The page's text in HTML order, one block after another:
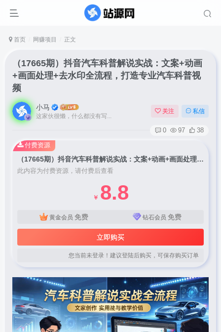
首页 网赚项目 正文
（17665期）抖音汽车科普解说实战：文案+动画
+画面处理+去水印全流程，打造专业汽车科普视
频
小马
这家伙很懒，什么都没有写...
关注 私信
0 97 38
（17665期）抖音汽车科普解说实战：文案+动画+画面处理+去水印全流程，打造专业汽车科普视频
此内容为付费资源，请付费后查看
￥ 8.8
黄金会员 免费 钻石会员 免费
立即购买
您当前未登录！建议登陆后购买，可保存购买订单
付费资源